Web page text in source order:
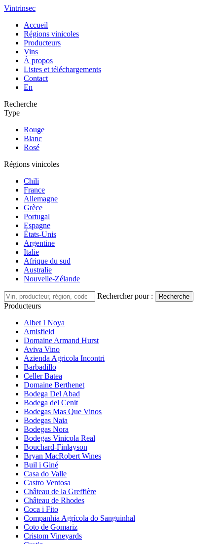
Vintrinsec
Accueil
Régions vinicoles
Producteurs
Vins
À propos
Listes et téléchargements
Contact
En
Recherche
Type
Rouge
Blanc
Rosé
Régions vinicoles
Chili
France
Allemagne
Grèce
Portugal
Espagne
États-Unis
Argentine
Italie
Afrique du sud
Australie
Nouvelle-Zélande
Rechercher pour : Recherche
Producteurs
Albet I Noya
Amisfield
Domaine Armand Hurst
Aviva Vino
Azienda Agricola Incontri
Barbadillo
Celler Batea
Domaine Berthenet
Bodega Del Abad
Bodega del Cenit
Bodegas Mas Que Vinos
Bodegas Naia
Bodegas Nora
Bodegas Vinicola Real
Bouchard-Finlayson
Bryan MacRobert Wines
Buil i Giné
Casa do Valle
Castro Ventosa
Château de la Greffière
Château de Rhodes
Coca i Fito
Companhia Agrícola do Sanguinhal
Coto de Gomariz
Cristom Vineyards